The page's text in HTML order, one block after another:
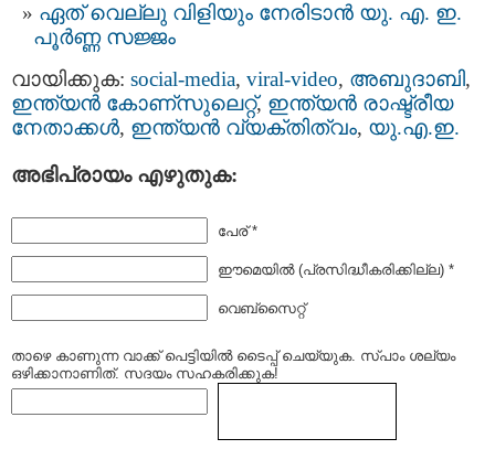
ഏത് വെല്ലു വിളിയും നേരിടാന്‍ യു. എ. ഇ.
പൂർണ്ണ സജ്ജം
വായിക്കുക: social-media, viral-video, അബുദാബി,
ഇന്ത്യന്‍ കോണ്സുലെറ്റ്, ഇന്ത്യന്‍ രാഷ്ട്രീയ
നേതാക്കള്‍, ഇന്ത്യന്‍ വ്യക്തിത്വം, യു.എ.ഇ.
അഭിപ്രായം എഴുതുക:
പേര് *
ഈമെയില്‍ (പ്രസിദ്ധീകരിക്കില്ല) *
വെബ്സൈറ്റ്
താഴെ കാണുന്ന വാക്ക് പെട്ടിയില്‍ ടൈപ്പ്‌ ചെയ്യുക. സ്പാം ശല്യം
ഒഴിക്കാനാണിത്. സദയം സഹകരിക്കുക!